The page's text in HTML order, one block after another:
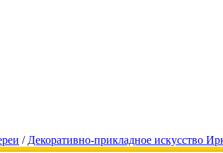
/ Декоративно-прикладное искусство